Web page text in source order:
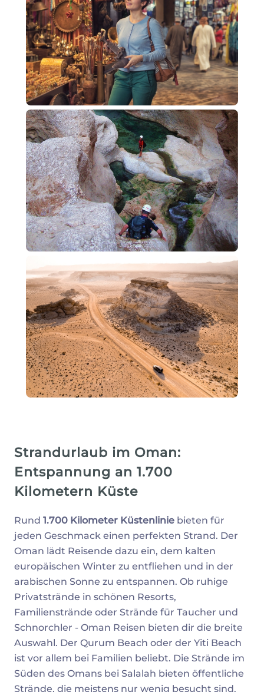
Strandurlaub im Oman:
Entspannung an 1.700
Kilometern Küste
Rund 1.700 Kilometer Küstenlinie bieten für
jeden Geschmack einen perfekten Strand. Der
Oman lädt Reisende dazu ein, dem kalten
europäischen Winter zu entfliehen und in der
arabischen Sonne zu entspannen. Ob ruhige
Privatstrände in schönen Resorts,
Familienstrände oder Strände für Taucher und
Schnorchler - Oman Reisen bieten dir die breite
Auswahl. Der Qurum Beach oder der Yiti Beach
ist vor allem bei Familien beliebt. Die Strände im
Süden des Omans bei Salalah bieten öffentliche
Strände, die meistens nur wenig besucht sind.